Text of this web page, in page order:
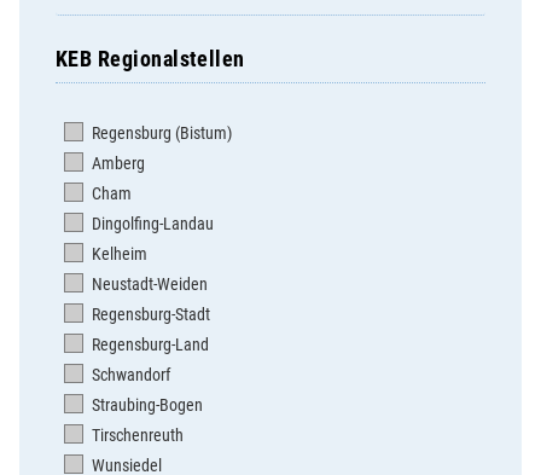
Bodenwöhr
Bruck
Burglengenfeld St. Josef
Burglengenfeld St. Vitus
Dachelhofen
Dieterskirchen
Dietldorf
Dürnsricht-Wolfring-Högling
Ettmannsdorf
Fischbach
Fronberg
Katzdorf
KEB Regionalstellen
Regensburg (Bistum)
Amberg
Cham
Dingolfing-Landau
Kelheim
Neustadt-Weiden
Regensburg-Stadt
Regensburg-Land
Schwandorf
Straubing-Bogen
Tirschenreuth
Wunsiedel